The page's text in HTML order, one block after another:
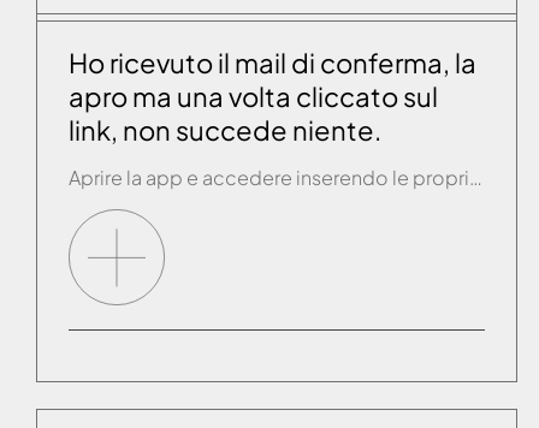
Ho ricevuto il mail di conferma, la
apro ma una volta cliccato sul
link, non succede niente.
Aprire la app e accedere inserendo le proprie credenziali. Nel caso in cui non funzioni contattare il servizio assistenza che provvederà ad attivare l’account manualmente.